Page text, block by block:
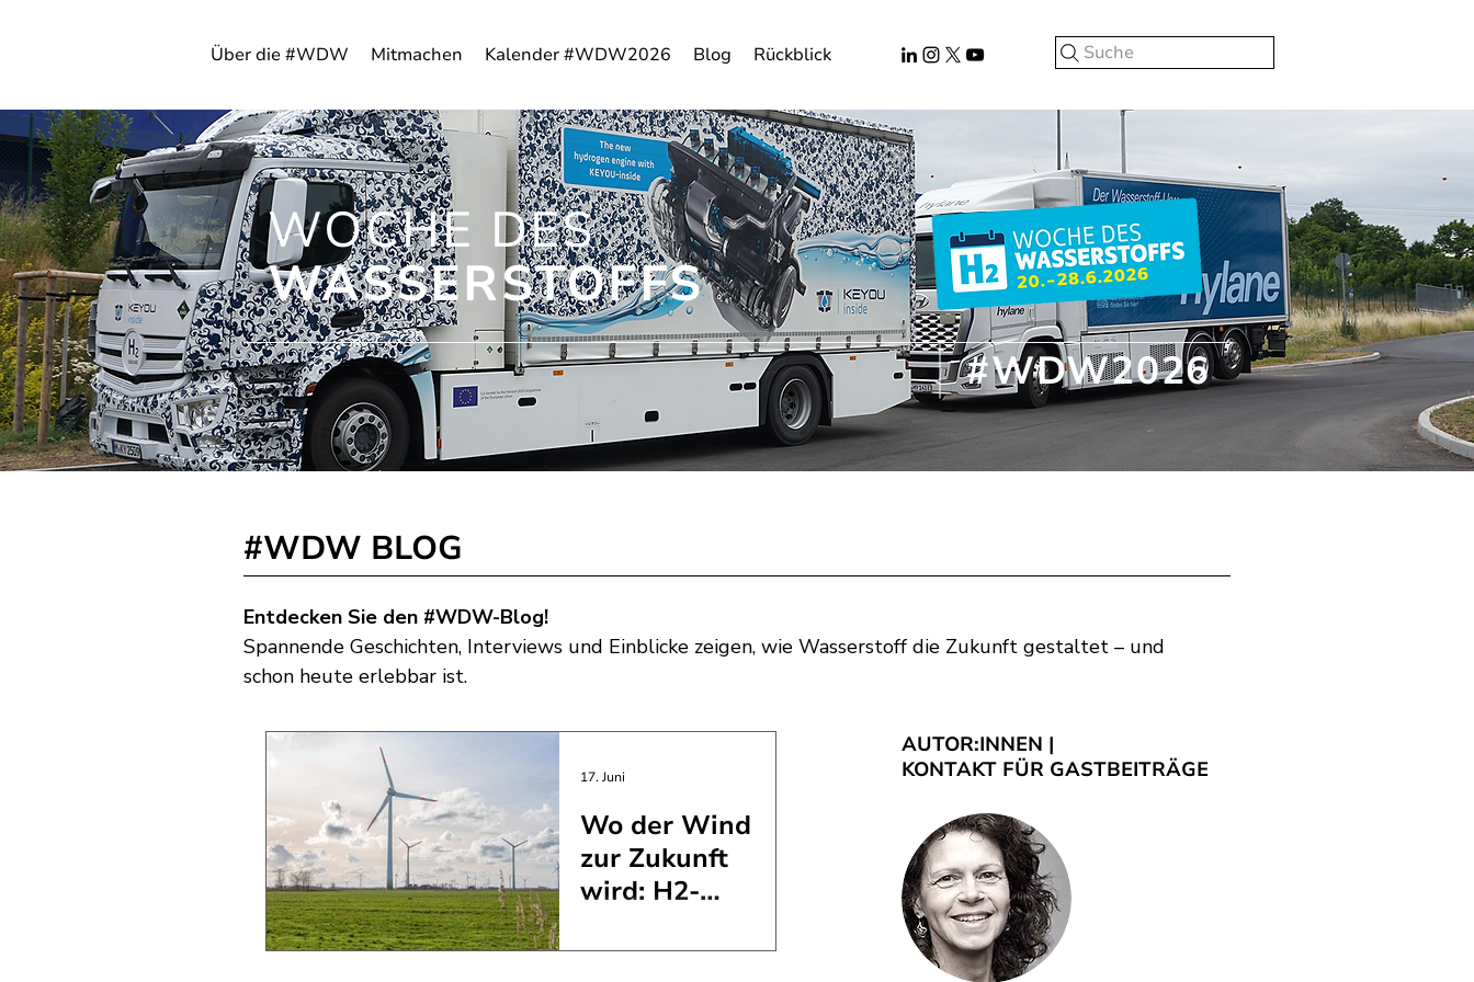
Über die #WDW Mitmachen Kalender #WDW2026 Blog Rückblick Suche
WOCHE DES
WASSERSTOFFS
#WDW2026
#WDW BLOG
Entdecken Sie den #WDW-Blog!
Spannende Geschichten, Interviews und Einblicke zeigen, wie Wasserstoff die Zukunft gestaltet – und
schon heute erlebbar ist.​
Wo der Wind
zur Zukunft
wird: H2-
der Anfang
17. Juni
AUTOR:INNEN |
KONTAKT FÜR GASTBEITRÄGE